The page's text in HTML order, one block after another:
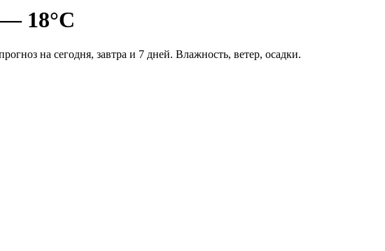
18°C
на сегодня, завтра и 7 дней. Влажность, ветер, осадки.